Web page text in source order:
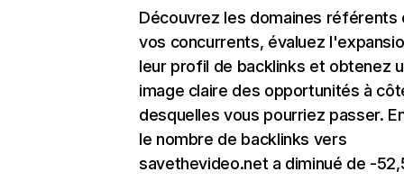
Découvrez les domaines référents
vos concurrents, évaluez
leur profil de backlinks et obtenez
image claire des opportunités à
desquelles vous pourriez passer.
le nombre de backlinks vers
savethevideo.net a diminué de -